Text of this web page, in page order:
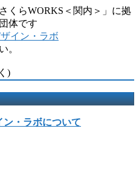
くらWORKS＜関内＞」に拠
体です
イン・ラボ
。
)
・ラボについて